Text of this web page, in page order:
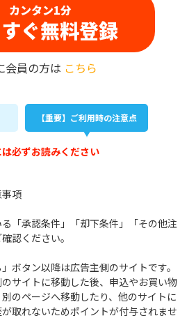
カンタン1分
ぐ無料登録
会員の方は こちら
【重要】ご利用時の注意点
は必ずお読みください
項
「承認条件」「却下条件」「その他注
認ください。
ボタン以降は広告主側のサイトです。
サイトに移動した後、申込やお買い物
のページへ移動したり、他のサイトに
取れないためポイントが付与されませ